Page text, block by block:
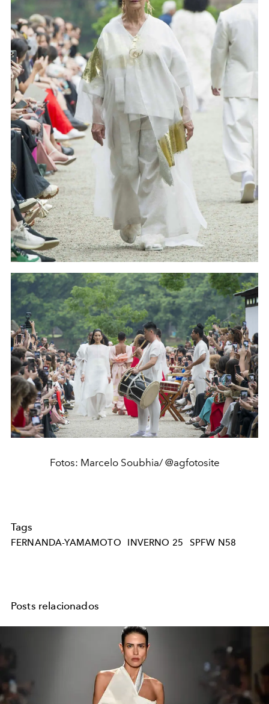
Fotos: Marcelo Soubhia/ @agfotosite
Tags
FERNANDA-YAMAMOTO INVERNO 25 SPFW N58
Posts relacionados